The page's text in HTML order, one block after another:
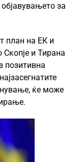
за
план на ЕК и
Скопје и Тирана
позитивна
ќе може